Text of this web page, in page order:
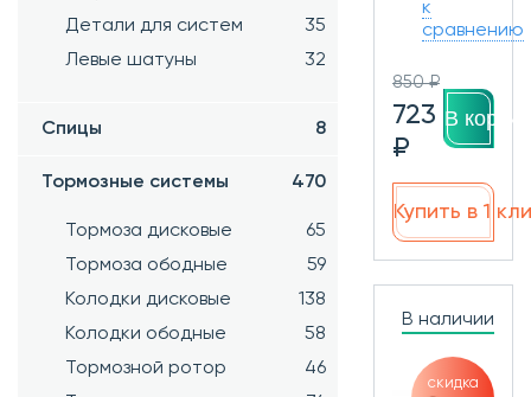
Детали для систем
35
Левые шатуны
32
Спицы 8
Тормозные системы 470
Тормоза дисковые
65
Тормоза ободные
59
Колодки дисковые
138
Колодки ободные
58
Тормозной ротор
46
к
сравнению
850 ₽
723
₽
В
Купить в 1
В наличии
скидка